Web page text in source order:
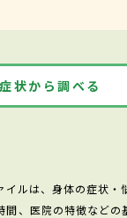
症状から調べる
イルは、身体の症状
、医院の特徴など